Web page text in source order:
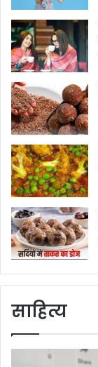
साहित्य